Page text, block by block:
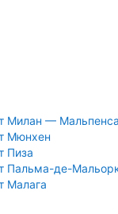
Милан — Мальпенса
Мюнхен
Пиза
Пальма-де-
Малага